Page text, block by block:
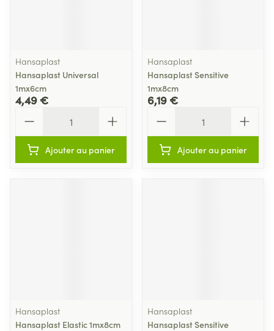
Hansaplast
Hansaplast Universal
1mx6cm
4,49 €
Ajouter au panier
Hansaplast
Hansaplast Sensitive
1mx8cm
6,19 €
Ajouter au panier
Hansaplast
Hansaplast Elastic 1mx8cm
Hansaplast
Hansaplast Sensitive